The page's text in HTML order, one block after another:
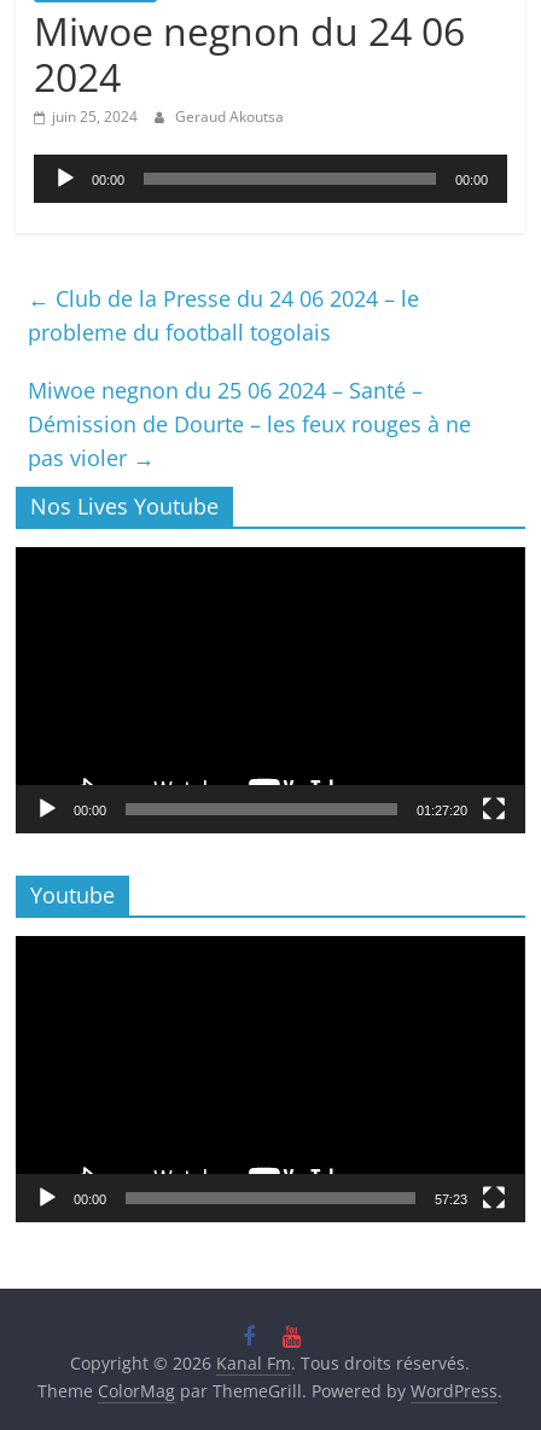
Miwoe negnon du 24 06
2024
juin 25, 2024 Geraud Akoutsa
Lecteur
audio
00:00 00:00
← Club de la Presse du 24 06 2024 – le
probleme du football togolais
Miwoe negnon du 25 06 2024 – Santé –
Démission de Dourte – les feux rouges à ne
pas violer →
Nos Lives Youtube
00:00 01:27:20
Youtube
00:00 57:23
Copyright © 2026 Kanal Fm. Tous droits réservés.
Theme ColorMag par ThemeGrill. Powered byWordPress.